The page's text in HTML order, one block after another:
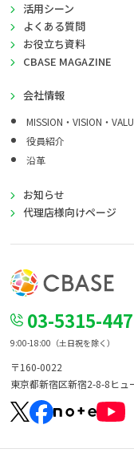
活用シーン
よくある質問
お役立ち資料
CBASE MAGAZINE
会社情報
MISSION・VISION・
役員紹介
沿革
お知らせ
代理店様向けページ
03-5315-
9:00-18:00（土日祝を除く）
〒160-0022
東京都新宿区新宿2-8-8ヒュ